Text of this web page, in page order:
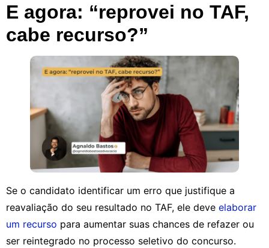
E agora: “reprovei no TAF,
cabe recurso?”
Se o candidato identificar um erro que justifique a
reavaliação do seu resultado no TAF, ele deve elaborar
um recurso para aumentar suas chances de refazer ou
ser reintegrado no processo seletivo do concurso.